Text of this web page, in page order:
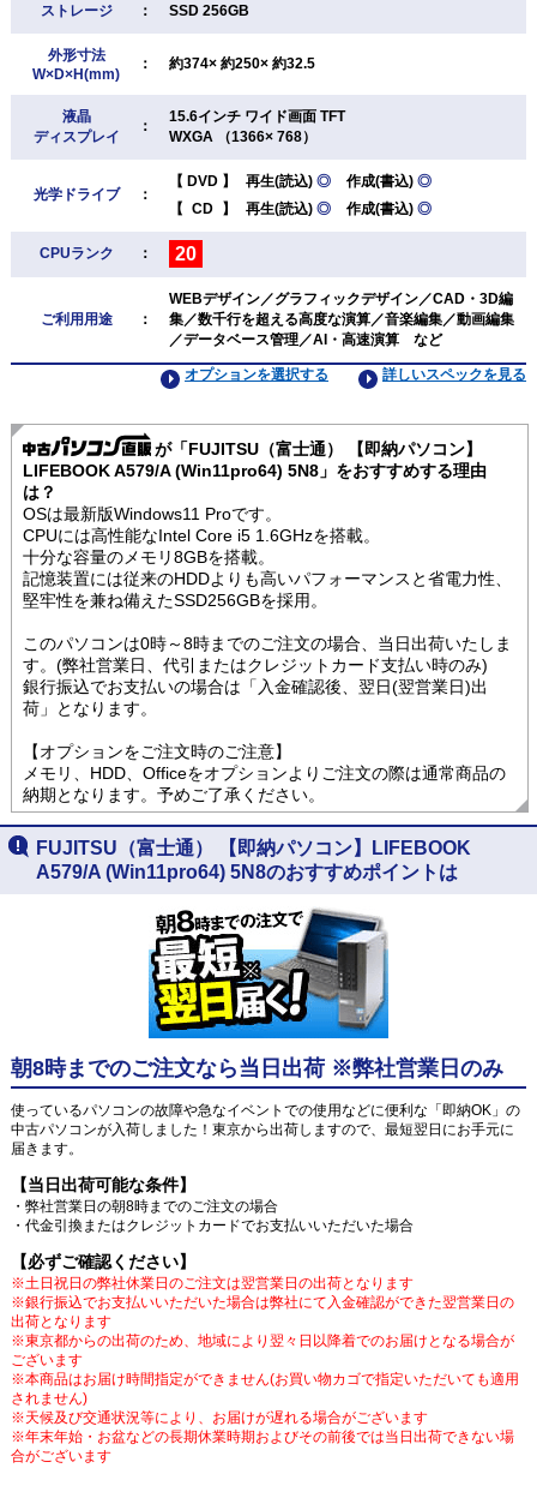
ストレージ ： SSD 256GB
外形寸法
W×D×H(mm)
： 約374× 約250× 約32.5
液晶
ディスプレイ
：
15.6インチ ワイド画面 TFT
WXGA （1366× 768）
光学ドライブ ：
【 DVD 】 再生(読込) ◎ 作成(書込) ◎
【 CD 】 再生(読込) ◎ 作成(書込) ◎
CPUランク ： 20
ご利用用途 ：
WEBデザイン／グラフィックデザイン／CAD・3D編
集／数千行を超える高度な演算／音楽編集／動画編集
／データベース管理／AI・高速演算 など
詳しいスペックを見る
オプションを選択する
が「FUJITSU（富士通） 【即納パソコン】
LIFEBOOK A579/A (Win11pro64) 5N8」をおすすめする理由
は？
OSは最新版Windows11 Proです。
CPUには高性能なIntel Core i5 1.6GHzを搭載。
十分な容量のメモリ8GBを搭載。
記憶装置には従来のHDDよりも高いパフォーマンスと省電力性、
堅牢性を兼ね備えたSSD256GBを採用。
このパソコンは0時～8時までのご注文の場合、当日出荷いたしま
す。(弊社営業日、代引またはクレジットカード支払い時のみ)
銀行振込でお支払いの場合は「入金確認後、翌日(翌営業日)出
荷」となります。
【オプションをご注文時のご注意】
メモリ、HDD、Officeをオプションよりご注文の際は通常商品の
納期となります。予めご了承ください。
FUJITSU（富士通） 【即納パソコン】LIFEBOOK
A579/A (Win11pro64) 5N8のおすすめポイントは
朝8時までのご注文なら当日出荷 ※弊社営業日のみ
使っているパソコンの故障や急なイベントでの使用などに便利な「即納OK」の
中古パソコンが入荷しました！東京から出荷しますので、最短翌日にお手元に
届きます。
【当日出荷可能な条件】
・弊社営業日の朝8時までのご注文の場合
・代金引換またはクレジットカードでお支払いいただいた場合
【必ずご確認ください】
※土日祝日の弊社休業日のご注文は翌営業日の出荷となります
※銀行振込でお支払いいただいた場合は弊社にて入金確認ができた翌営業日の
出荷となります
※東京都からの出荷のため、地域により翌々日以降着でのお届けとなる場合が
ございます
※本商品はお届け時間指定ができません(お買い物カゴで指定いただいても適用
されません)
※天候及び交通状況等により、お届けが遅れる場合がございます
※年末年始・お盆などの長期休業時期およびその前後では当日出荷できない場
合がございます